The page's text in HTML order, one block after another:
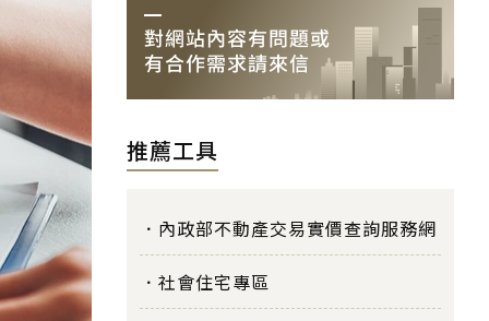
推薦工具
內政部不動產交易實價查詢服務網
社會住宅專區